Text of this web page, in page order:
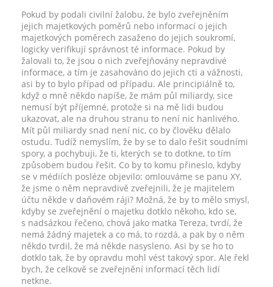
Pokud by podali civilní žalobu, že bylo zveřejněním
jejich majetkových poměrů nebo informací o jejich
majetkových poměrech zasaženo do jejich soukromí,
logicky verifikují správnost té informace. Pokud by
žalovali to, že jsou o nich zveřejňovány nepravdivé
informace, a tím je zasahováno do jejich cti a vážnosti,
asi by to bylo případ od případu. Ale principiálně to,
když o mně někdo napíše, že mám půl miliardy, sice
nemusí být příjemné, protože si na mě lidi budou
ukazovat, ale na druhou stranu to není nic hanlivého.
Mít půl miliardy snad není nic, co by člověku dělalo
ostudu. Tudíž nemyslím, že by se to dalo řešit soudními
spory, a pochybuji, že ti, kterých se to dotkne, to tím
způsobem budou řešit. Co by to komu přineslo, kdyby
se v médiích posléze objevilo: omlouváme se panu XY,
že jsme o něm nepravdivě zveřejnili, že je majitelem
účtu někde v daňovém ráji? Možná, že by to mělo smysl,
kdyby se zveřejnění o majetku dotklo někoho, kdo se,
s nadsázkou řečeno, chová jako matka Tereza, tvrdí, že
nemá žádný majetek a co má, to rozdá, a pak by o něm
někdo tvrdil, že má někde nasysleno. Asi by se ho to
dotklo tak, že by opravdu mohl vést takový spor. Ale řekl
bych, že celkově se zveřejnění informací těch lidí
netkne.